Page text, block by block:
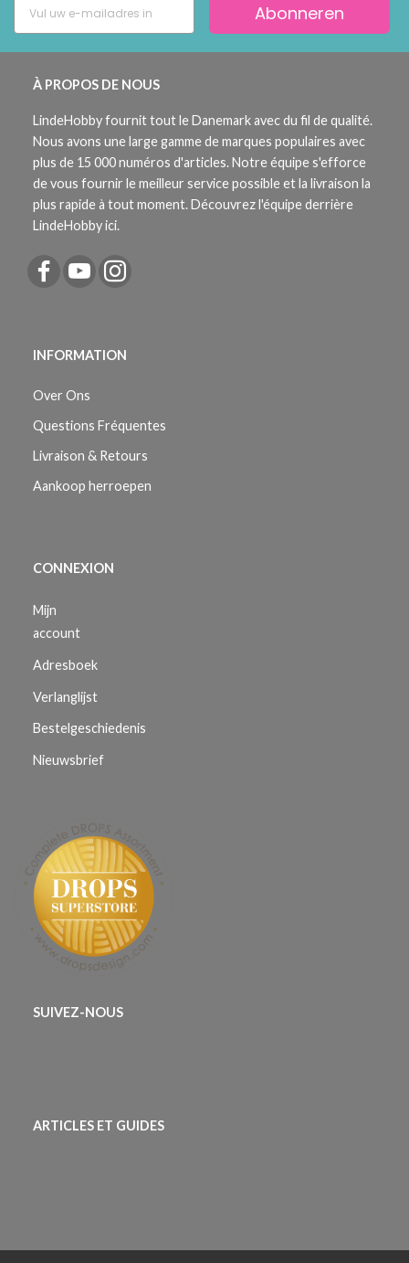
Abonneren
À PROPOS DE NOUS
LindeHobby fournit tout le Danemark avec du fil de qualité.
Nous avons une large gamme de marques populaires avec
plus de 15 000 numéros d'articles. Notre équipe s'efforce
de vous fournir le meilleur service possible et la livraison la
plus rapide à tout moment. Découvrez l'équipe derrière
LindeHobby ici.
INFORMATION
Over Ons
Questions Fréquentes
Livraison & Retours
Aankoop herroepen
CONNEXION
Mijn
account
Adresboek
Verlanglijst
Bestelgeschiedenis
Nieuwsbrief
SUIVEZ-NOUS
ARTICLES ET GUIDES